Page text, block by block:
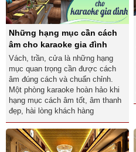
Những hạng mục cần cách
âm cho karaoke gia đình
Vách, trần, cửa là những hạng
mục quan trọng cần được cách
âm đúng cách và chuẩn chỉnh.
Một phòng karaoke hoàn hảo khi
hạng mục cách âm tốt, âm thanh
đẹp, hài lòng khách hàng